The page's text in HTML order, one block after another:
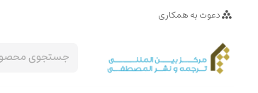
دعوت به همکاری